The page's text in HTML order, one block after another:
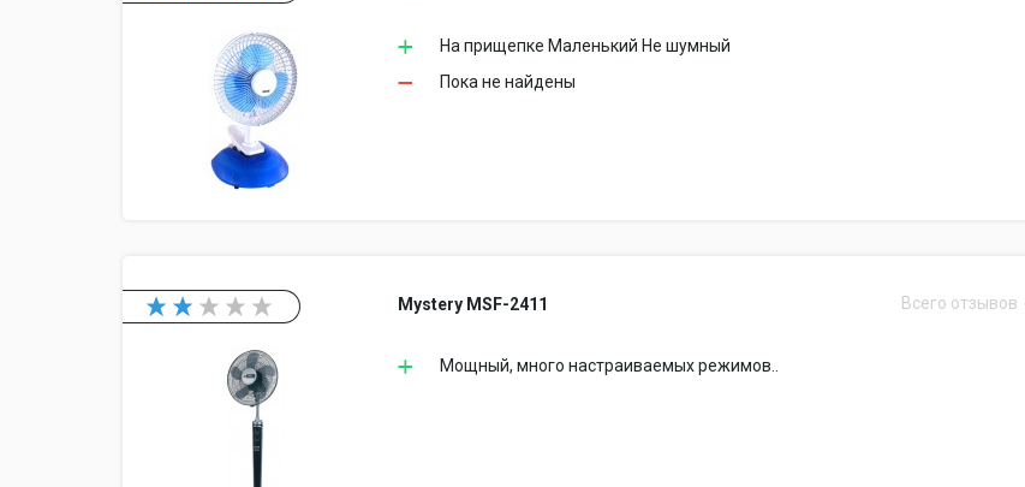
На прищепке Маленький Не шумный
Пока не найдены
Mystery MSF-2411 Всего отзывов
Мощный, много настраиваемых режимов..